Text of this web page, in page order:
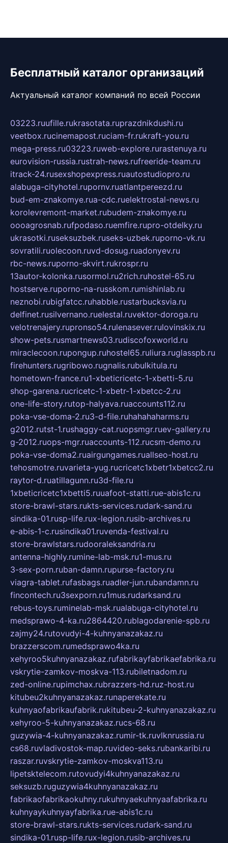
Бесплатный каталог организаций
Актуальный каталог компаний по всей России
03223.ruufille.rukrasotata.ruprazdnikdushi.ru
veetbox.rucinemapost.ruciam-fr.rukraft-you.ru
mega-press.ru03223.ruweb-explore.rurastenuya.ru
eurovision-russia.rustrah-news.rufreeride-team.ru
itrack-24.rusexshopexpress.ruautostudiopro.ru
alabuga-cityhotel.rupornv.ruatlantpereezd.ru
bud-em-znakomye.rua-cdc.ruelektrostal-news.ru
korolevremont-market.rubudem-znakomye.ru
oooagrosnab.rufpodaso.ruemfire.rupro-otdelky.ru
ukrasotki.ruseksuzbek.ruseks-uzbek.ruporno-vk.ru
sovratili.ruolecoon.ruvd-dosug.ruadonyev.ru
rbc-news.ruporno-skvirt.rukrospr.ru
13autor-kolonka.rusormol.ru2rich.ruhostel-65.ru
hostserve.ruporno-na-russkom.rumishinlab.ru
neznobi.rubigfatcc.ruhabble.rustarbucksvia.ru
delfinet.rusilvernano.ruelestal.ruvektor-doroga.ru
velotrenajery.rupronso54.rulenasever.rulovinskix.ru
show-pets.rusmartnews03.rudiscofoxworld.ru
miraclecoon.rupongup.ruhostel65.ruliura.ruglasspb.ru
firehunters.rugribowo.rugnalis.rubulkitula.ru
hometown-france.ru1-xbeticricetc-1-xbetti-5.ru
shop-garena.rucricetc-1-xbetr-1-xbetcc-2.ru
one-life-story.rutop-halyava.ruaccounts112.ru
poka-vse-doma-2.ru3-d-file.ruhahahaharms.ru
g2012.rutst-1.rushaggy-cat.ruopsmgr.ruev-gallery.ru
g-2012.ruops-mgr.ruaccounts-112.rucsm-demo.ru
poka-vse-doma2.ruairgungames.ruallseo-host.ru
tehosmotre.ruvarieta-yug.rucricetc1xbetr1xbetcc2.ru
raytor-d.ruatillagunn.ru3d-file.ru
1xbeticricetc1xbetti5.ruuafoot-statti.rue-abis1c.ru
store-brawl-stars.rukts-services.rudark-sand.ru
sindika-01.rusp-life.rux-legion.rusib-archives.ru
e-abis-1-c.rusindika01.ruvenda-festival.ru
store-brawlstars.rudooraleksandria.ru
antenna-highly.rumine-lab-msk.ru1-mus.ru
3-sex-porn.ruban-damn.rupurse-factory.ru
viagra-tablet.rufasbags.ruadler-jun.rubandamn.ru
fincontech.ru3sexporn.ru1mus.rudarksand.ru
rebus-toys.ruminelab-msk.rualabuga-cityhotel.ru
medsprawo-4-ka.ru2864420.rublagodarenie-spb.ru
zajmy24.rutovudyi-4-kuhnyanazakaz.ru
brazzerscom.rumedsprawo4ka.ru
xehyroo5kuhnyanazakaz.rufabrikayfabrikaefabrika.ru
vskrytie-zamkov-moskva-113.rubiletnadom.ru
zed-online.rupimchax.rubrazzers-hd.ruz-host.ru
kitubeu2kuhnyanazakaz.runaperekate.ru
kuhnyaofabrikaufabrik.rukitubeu-2-kuhnyanazakaz.ru
xehyroo-5-kuhnyanazakaz.rucs-68.ru
guzywia-4-kuhnyanazakaz.rumir-tk.ruvlknrussia.ru
cs68.ruvladivostok-map.ruvideo-seks.rubankaribi.ru
raszar.ruvskrytie-zamkov-moskva113.ru
lipetsktelecom.rutovudyi4kuhnyanazakaz.ru
seksuzb.ruguzywia4kuhnyanazakaz.ru
fabrikaofabrikaokuhny.rukuhnyaekuhnyaafabrika.ru
kuhnyaykuhnyayfabrika.rue-abis1c.ru
store-brawl-stars.rukts-services.rudark-sand.ru
sindika-01.rusp-life.rux-legion.rusib-archives.ru